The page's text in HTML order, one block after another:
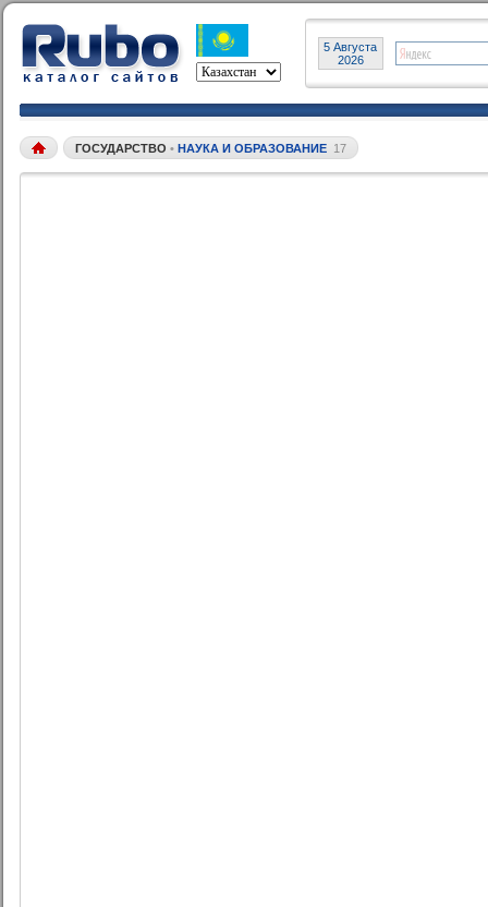
5 Августа
2026
ГОСУДАРСТВО • НАУКА И ОБРАЗОВАНИЕ 17